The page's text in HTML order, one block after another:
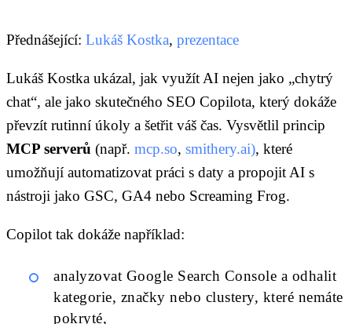
Přednášející: Lukáš Kostka, prezentace
Lukáš Kostka ukázal, jak využít AI nejen jako „chytrý
chat“, ale jako skutečného SEO Copilota, který dokáže
převzít rutinní úkoly a šetřit váš čas. Vysvětlil princip
MCP serverů (např. mcp.so, smithery.ai), které
umožňují automatizovat práci s daty a propojit AI s
nástroji jako GSC, GA4 nebo Screaming Frog.
Copilot tak dokáže například:
analyzovat Google Search Console a odhalit
kategorie, značky nebo clustery, které nemáte
pokryté,